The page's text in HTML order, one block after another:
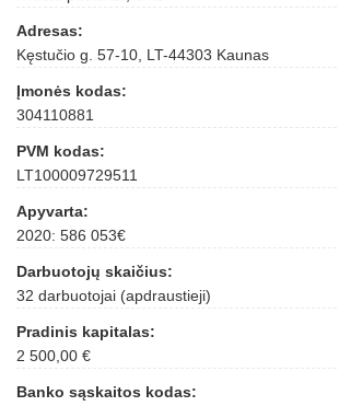
Adresas:
Kęstučio g. 57-10, LT-44303 Kaunas
Įmonės kodas:
304110881
PVM kodas:
LT100009729511
Apyvarta:
2020: 586 053€
Darbuotojų skaičius:
32 darbuotojai (apdraustieji)
Pradinis kapitalas:
2 500,00 €
Banko sąskaitos kodas: